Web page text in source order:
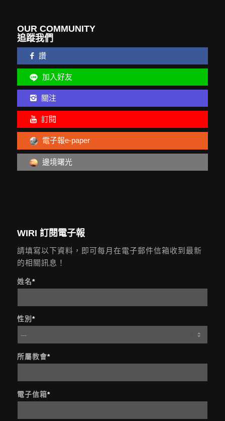
OUR COMMUNITY
追蹤我們
讚
加入好友
關注
訂閱
電子報e-paper
邊境曙光
WIRI 訂閱電子報
請填寫以下資料，即可每月在電子郵件信箱收到最新
的相關訊息！
姓名*
性別 *
所屬教會*
電子信箱*